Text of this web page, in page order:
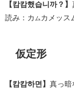
【캄캄했습니까？】
読み：カ ム カメッス
仮定形
【캄캄하면】 真っ暗